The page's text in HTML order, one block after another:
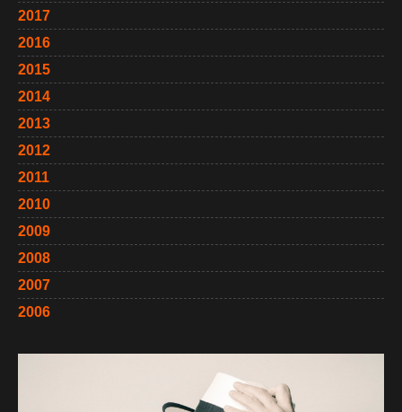
2017
2016
2015
2014
2013
2012
2011
2010
2009
2008
2007
2006